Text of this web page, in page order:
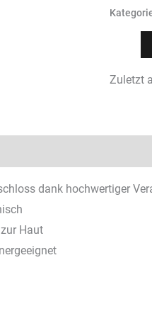
Zuletzt
dank hochwertiger
Haut